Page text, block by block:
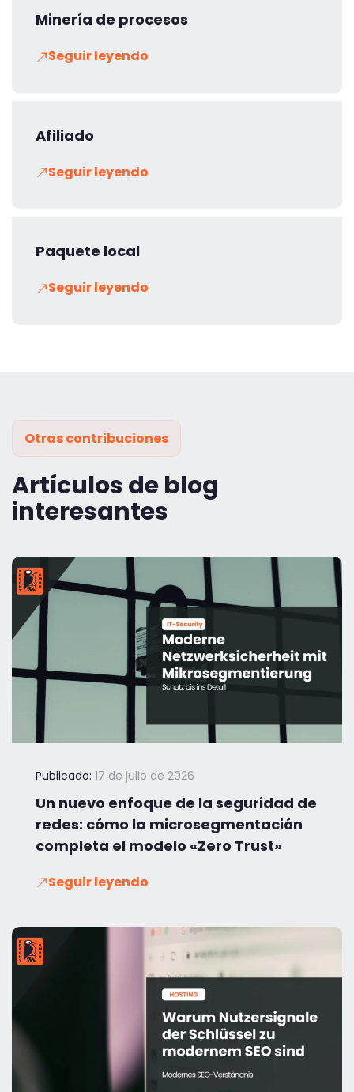
Minería de procesos
Seguir leyendo
Afiliado
Seguir leyendo
Paquete local
Seguir leyendo
Otras contribuciones
Artículos de blog
interesantes
Publicado: 17 de julio de 2026
Un nuevo enfoque de la seguridad de
redes: cómo la microsegmentación
completa el modelo «Zero Trust»
Seguir leyendo